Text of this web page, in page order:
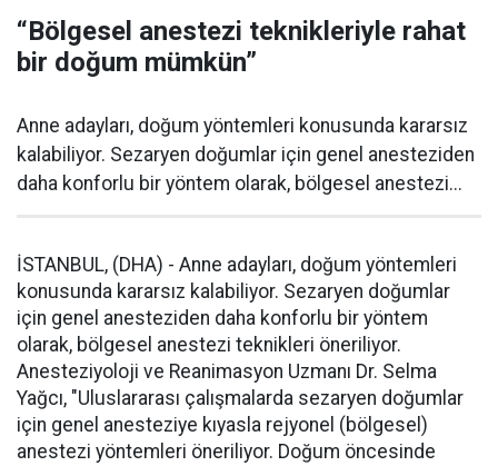
“Bölgesel anestezi teknikleriyle rahat
bir doğum mümkün”
Anne adayları, doğum yöntemleri konusunda kararsız
kalabiliyor. Sezaryen doğumlar için genel anesteziden
daha konforlu bir yöntem olarak, bölgesel anestezi...
İSTANBUL, (DHA) - Anne adayları, doğum yöntemleri
konusunda kararsız kalabiliyor. Sezaryen doğumlar
için genel anesteziden daha konforlu bir yöntem
olarak, bölgesel anestezi teknikleri öneriliyor.
Anesteziyoloji ve Reanimasyon Uzmanı Dr. Selma
Yağcı, "Uluslararası çalışmalarda sezaryen doğumlar
için genel anesteziye kıyasla rejyonel (bölgesel)
anestezi yöntemleri öneriliyor. Doğum öncesinde